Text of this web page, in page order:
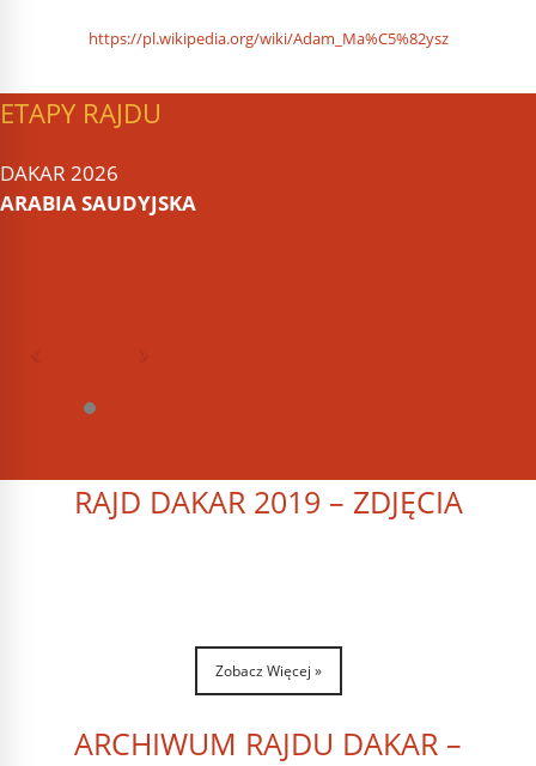
https://pl.wikipedia.org/wiki/Adam_Ma%C5%82ysz
ETAPY RAJDU
DAKAR 2026
ARABIA SAUDYJSKA
RAJD DAKAR 2019 – ZDJĘCIA
Zobacz Więcej »
ARCHIWUM RAJDU DAKAR –